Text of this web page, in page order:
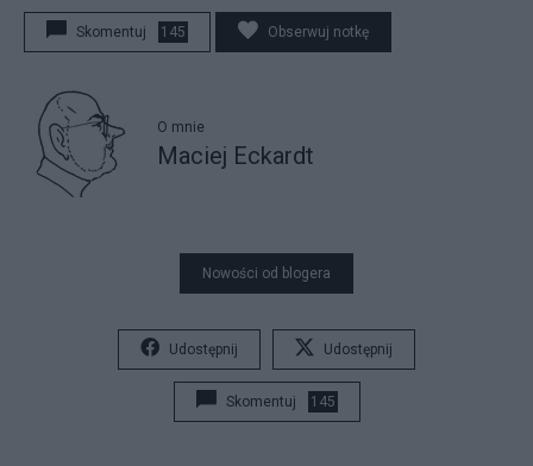
Skomentuj 145 Obserwuj notkę
O mnie
Maciej Eckardt
Nowości od blogera
Udostępnij Udostępnij
Skomentuj 145